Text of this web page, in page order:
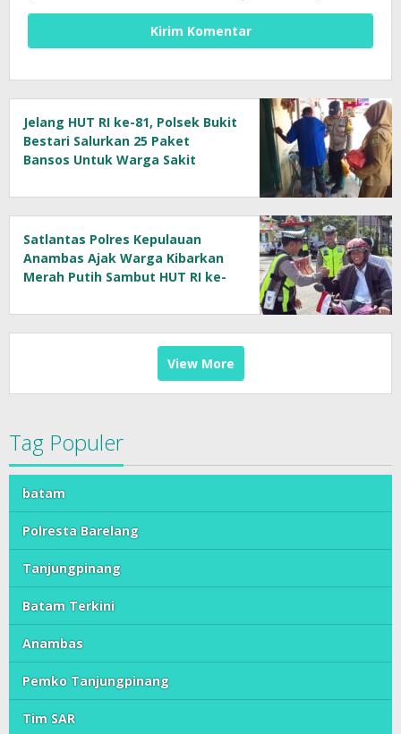
Jelang HUT RI ke-81, Polsek Bukit
Bestari Salurkan 25 Paket
Bansos Untuk Warga Sakit
Satlantas Polres Kepulauan
Anambas Ajak Warga Kibarkan
Merah Putih Sambut HUT RI ke-
View More
Tag Populer
batam
Polresta Barelang
Tanjungpinang
Batam Terkini
Anambas
Pemko Tanjungpinang
Tim SAR